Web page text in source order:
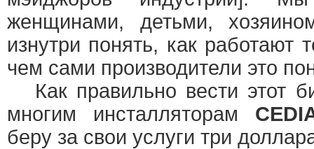
женщинами, детьми,
изнутри понять, как работают
чем сами производители это
Как правильно вести этот
многим инсталляторам
беру за свои услуги три